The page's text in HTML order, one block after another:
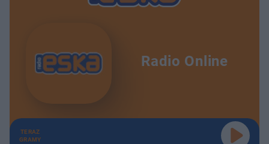
Radio Online
TERAZ
GRAMY